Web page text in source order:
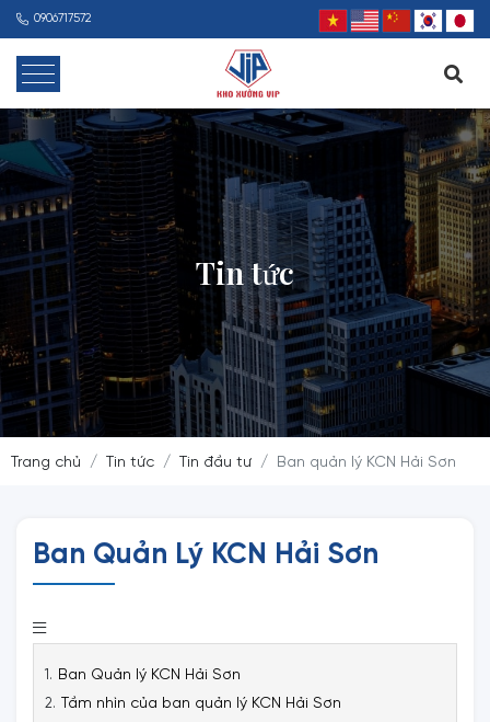
0906717572
Tin tức
Trang chủ Tin tức Tin đầu tư Ban quản lý KCN Hải Sơn
Ban Quản Lý KCN Hải Sơn
Ban Quản lý KCN Hải Sơn
Tầm nhìn của ban quản lý KCN Hải Sơn